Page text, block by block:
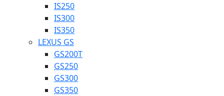
IS250
IS300
IS350
LEXUS GS
GS200T
GS250
GS300
GS350